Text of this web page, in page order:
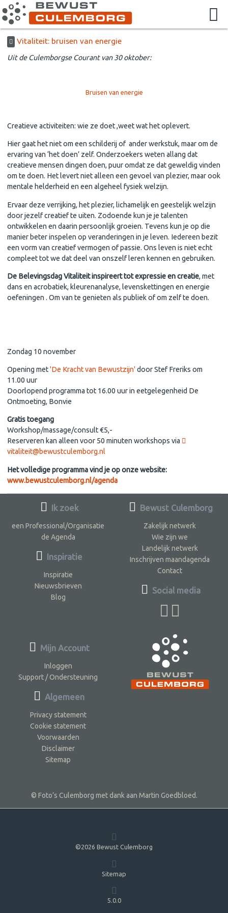
Vitaliteit: bruisen van energie
Uit de Culemborgse Courant van 30 oktober:
Bruisen van energie
Creatieve activiteiten: wie ze doet ,weet wat het oplevert.
Hier gaat het niet om een schilderij of ander werkstuk, maar om de
ervaring van ‘het doen’ zelf. Onderzoekers weten allang dat
creatieve mensen dingen doen, puur omdat ze dat geweldig vinden
om te doen. Het levert niet alleen een gevoel van plezier, maar ook
mentale helderheid en een algeheel fysiek welzijn.
Ervaar deze verrijking, het plezier, lichamelijk en geestelijk welzijn
door jezelf creatief te uiten. Zodoende kun je je talenten
ontwikkelen en daarin persoonlijk groeien. Tevens kun je op die
manier beter inspelen op veranderingen in je leven. Iedereen bezit
een vorm van creatief vermogen of passie. Ons leven is niet echt
compleet tot we dat deel van onszelf leren kennen en gebruiken.
De Belevingsdag Vitaliteit inspireert tot expressie en creatie, met
dans en acrobatiek, kleurenanalyse, levenskettingen en energie
oefeningen . Om van te genieten als publiek of om zelf te doen.
Zondag 10 november
Opening met'De Kracht van Bewustzijn'door Stef Freriks om
11.00 uur
Doorlopend programma tot 16.00 uur in eetgelegenheid De
Ontmoeting, Bonvie
Gratis toegang
Workshop/massage/consult €5,-
Reserveren kan alleen voor 50 minuten workshops via
vitaliteit@bewustculemborg.nl
Het volledige programma vind je op onze website:
www.bewustculemborg.nl/agenda
Ik zoek
een Professional/Organisatie
de Agenda
Inspiratie
Inspiratie
Nieuwsbrieven
Blog
Bewust Culemborg
Zakelijk netwerk
Wie zijn we
Landelijk netwerk
Inschrijven maandagenda
Contact
Social media
Mijn Account
Inloggen
Support / Ondersteuning
Algemeen
Privacy statement
Cookie statement
Voorwaarden
Disclaimer
Sitemap
© Foto’s Culemborg met dank aan Martin Goedbloed.
©2026 Bewust Culemborg
Sitemap
5.0.0